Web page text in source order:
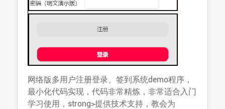
网络版多用户注册登录、签到系统demo程序，
最小化代码实现，代码非常精炼，非常适合入门
学习使用，strong>提供技术支持，教会为